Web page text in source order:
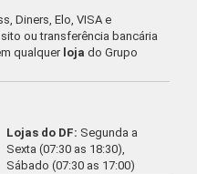
Diners, Elo, VISA e
ou transferência bancária
qualquer loja do Grupo
Lojas do DF: Segunda a
Sexta (07:30 as 18:30),
Sábado (07:30 as 17:00)